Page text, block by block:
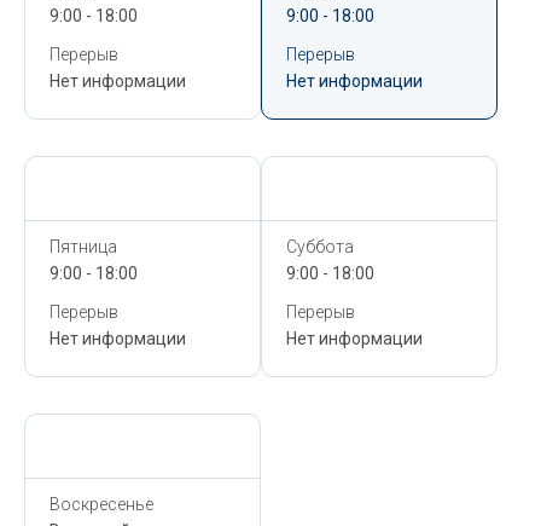
9:00 - 18:00
Перерыв
Нет информации
9:00 - 18:00
Перерыв
Нет информации
Пятница
9:00 - 18:00
Перерыв
Нет информации
Суббота
9:00 - 18:00
Перерыв
Нет информации
Воскресенье